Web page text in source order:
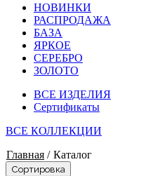
НОВИНКИ
РАСПРОДАЖА
БАЗА
ЯРКОЕ
СЕРЕБРО
ЗОЛОТО
ВСЕ ИЗДЕЛИЯ
Сертификаты
ВСЕ КОЛЛЕКЦИИ
Главная / Каталог
Сортировка